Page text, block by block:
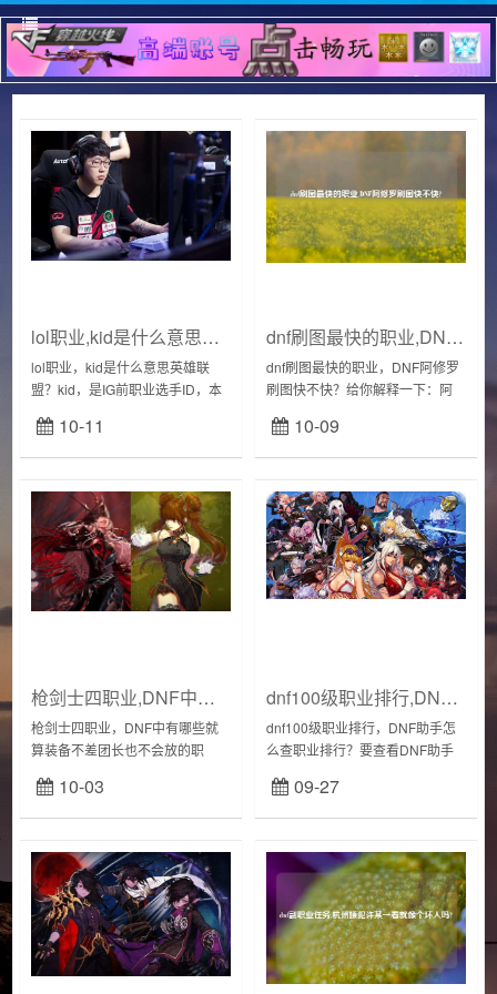
lol职业,kid是什么意思英雄联盟?
lol职业，kid是什么意思英雄联
盟？kid，是IG前职业选手ID，本
效力于国内知名电子竞技俱乐部
IG，位置是下路AD。曾随战队...
10-11
dnf刷图最快的职业,DNF阿修罗刷图快不快?
dnf刷图最快的职业，DNF阿修罗
刷图快不快？给你解释一下：阿
实力，能排前5名吧。阿修罗输出
虽然高，但是高的输出也很难倪
10-09
枪剑士四职业,DNF中有哪些就算装备不差团长也不会放的职业?
枪剑士四职业，DNF中有哪些就
算装备不差团长也不会放的职
板，第二才是看职业，然而有些
职业由于输出机制甚至是下水道
10-03
dnf100级职业排行,DNF助手怎么查职业排行?
dnf100级职业排行，DNF助手怎
么查职业排行？要查看DNF助手
步骤操作：首先，打开DNF助手
应用程序。然后，在主页上找到
09-27